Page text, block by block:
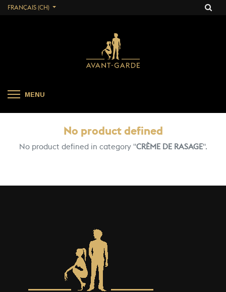
FRANÇAIS (CH)
MENU
No product defined
No product defined in category "CRÈME DE RASAGE".